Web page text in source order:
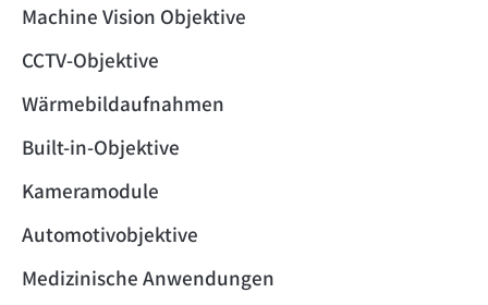
Machine Vision Objektive
CCTV-Objektive
Wärmebildaufnahmen
Built-in-Objektive
Kameramodule
Automotivobjektive
Medizinische Anwendungen